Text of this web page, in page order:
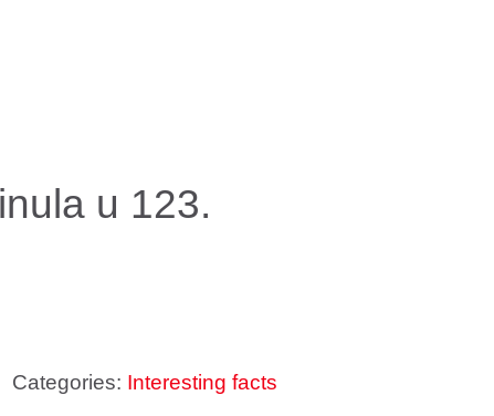
u 123.
Categories: Interesting facts